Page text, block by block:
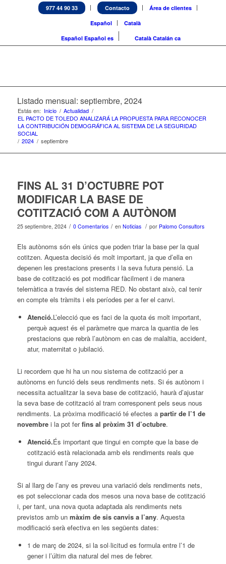
977 44 90 33 Contacto
Área de clientes
Español
Català
Español Español es Català Catalán ca
Listado mensual: septiembre, 2024
Estás en: Inicio / Actualidad /
EL PACTO DE TOLEDO ANALIZARÁ LA PROPUESTA PARA RECONOCER
LA CONTRIBUCIÓN DEMOGRÁFICA AL SISTEMA DE LA SEGURIDAD
SOCIAL
/ 2024 / septiembre
FINS AL 31 D’OCTUBRE POT
MODIFICAR LA BASE DE
COTITZACIÓ COM A AUTÒNOM
25 septiembre, 2024 / 0 Comentarios / en Noticias / por Palomo Consultors
Els autònoms són els únics que poden triar la base per la qual
cotitzen. Aquesta decisió és molt important, ja que d’ella en
depenen les prestacions presents i la seva futura pensió. La
base de cotització es pot modificar fàcilment i de manera
telemàtica a través del sistema RED. No obstant això, cal tenir
en compte els tràmits i els períodes per a fer el canvi.
Atenció.L’elecció que es faci de la quota és molt important,
perquè aquest és el paràmetre que marca la quantia de les
prestacions que rebrà l’autònom en cas de malaltia, accident,
atur, maternitat o jubilació.
Li recordem que hi ha un nou sistema de cotització per a
autònoms en funció dels seus rendiments nets. Si és autònom i
necessita actualitzar la seva base de cotització, haurà d’ajustar
la seva base de cotització al tram corresponent pels seus nous
rendiments. La pròxima modificació té efectes a partir de l’1 de
novembrei la pot ferfins al pròxim 31 d’octubre.
Atenció.És important que tingui en compte que la base de
cotització està relacionada amb els rendiments reals que
tingui durant l’any 2024.
Si al llarg de l’any es preveu una variació dels rendiments nets,
es pot seleccionar cada dos mesos una nova base de cotització
i, per tant, una nova quota adaptada als rendiments nets
previstos amb un màxim de sis canvis a l’any. Aquesta
modificació serà efectiva en les següents dates:
1 de març de 2024, si la sol·licitud es formula entre l’1 de
gener i l’últim dia natural del mes de febrer.